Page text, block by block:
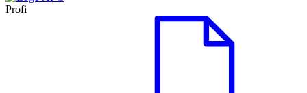
Profi